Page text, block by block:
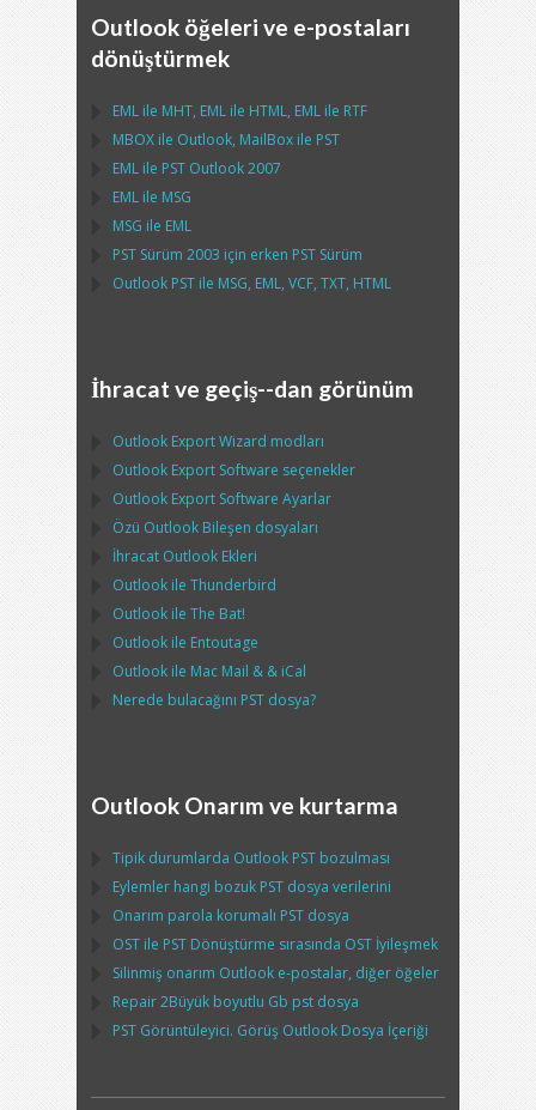
Outlook öğeleri ve e-postaları
dönüştürmek
EML ile MHT, EML ile HTML, EML ile RTF
MBOX ile Outlook, MailBox ile PST
EML ile PST Outlook2007
EML ile MSG
MSG ile EML
PST Sürüm 2003 için erken PST Sürüm
Outlook PST ile MSG, EML, VCF, TXT, HTML
İhracat ve geçiş--dan görünüm
Outlook Export Wizard modları
Outlook Export Software seçenekler
Outlook Export Software Ayarlar
Özü Outlook Bileşen dosyaları
İhracat Outlook Ekleri
Outlook ile Thunderbird
Outlook ile The Bat!
Outlook ile Entoutage
Outlook ile Mac Mail & & iCal
Nerede bulacağını PST dosya?
Outlook Onarım ve kurtarma
Tipik durumlarda Outlook PST bozulması
Eylemler hangi bozuk PST dosya verilerini
Onarım parola korumalı PST dosya
OST ile PST Dönüştürme sırasında OST İyileşmek
Silinmiş onarım Outlook e-postalar, diğer öğeler
Repair2Büyük boyutlu Gb pst dosya
PST Görüntüleyici. Görüş Outlook Dosya İçeriği